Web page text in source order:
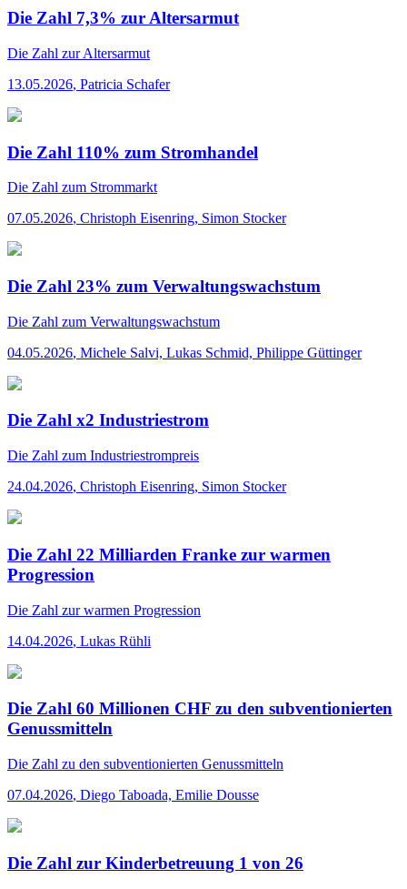
Die Zahl 7,3% zur Altersarmut
Die Zahl zur Altersarmut
13.05.2026, Patricia Schafer
Die Zahl 110% zum Stromhandel
Die Zahl zum Strommarkt
07.05.2026, Christoph Eisenring, Simon Stocker
Die Zahl 23% zum Verwaltungswachstum
Die Zahl zum Verwaltungswachstum
04.05.2026, Michele Salvi, Lukas Schmid, Philippe Güttinger
Die Zahl x2 Industriestrom
Die Zahl zum Industriestrompreis
24.04.2026, Christoph Eisenring, Simon Stocker
Die Zahl 22 Milliarden Franke zur warmen
Progression
Die Zahl zur warmen Progression
14.04.2026, Lukas Rühli
Die Zahl 60 Millionen CHF zu den subventionierten
Genussmitteln
Die Zahl zu den subventionierten Genussmitteln
07.04.2026, Diego Taboada, Emilie Dousse
Die Zahl zur Kinderbetreuung 1 von 26